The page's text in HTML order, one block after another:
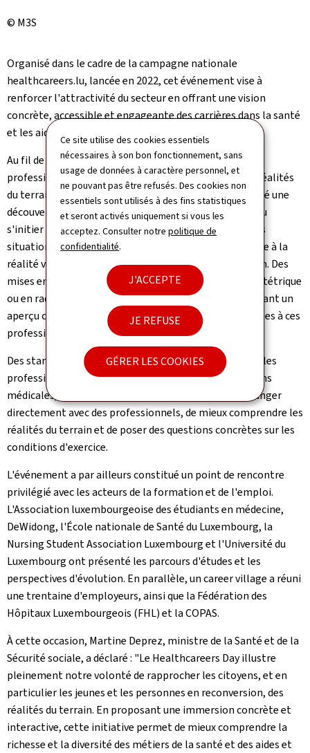
Ce site utilise des cookies essentiels
nécessaires à son bon fonctionnement, sans
usage de données à caractère personnel, et
ne pouvant pas être refusés. Des cookies non
essentiels sont utilisés à des fins statistiques
et seront activés uniquement si vous les
acceptez. Consulter notrepolitique de
confidentialité.
J'ACCEPTE
JE REFUSE
GÉRER LES COOKIES
© M3S
Organisé dans le cadre de la campagne nationale
healthcareers.lu, lancée en 2022, cet événement vise à
renforcer l'attractivité du secteur en offrant une vision
concrète, accessible et engageante des carrières dans la santé
et les aides et soins.
Au fil de la journée, conférences et témoignages de
professionnels ont permis de mieux appréhender les réalités
du terrain, tandis que 29 ateliers immersifs ont proposé une
découverte active des métiers. Les visiteurs ont ainsi pu
s'initier aux gestes de réanimation, se confronter à des
situations d'urgence simulées ou encore explorer, grâce à la
réalité virtuelle, des pratiques telles que la rééducation. Des
mises en situation variées – en soins infirmiers, en obstétrique
ou en radiologie – ont complété cette immersion, offrant un
aperçu concret des compétences et responsabilités liées à ces
professions.
Des stands, animés par des associations représentant les
professions réglementées de la santé et les professions
médicales, ont également permis aux visiteurs d'échanger
directement avec des professionnels, de mieux comprendre les
réalités du terrain et de poser des questions concrètes sur les
conditions d'exercice.
L'événement a par ailleurs constitué un point de rencontre
privilégié avec les acteurs de la formation et de l'emploi.
L'Association luxembourgeoise des étudiants en médecine,
DeWidong, l'École nationale de Santé du Luxembourg, la
Nursing Student Association Luxembourget l'Université du
Luxembourg ont présenté les parcours d'études et les
perspectives d'évolution. En parallèle, uncareer villagea réuni
une trentaine d'employeurs, ainsi que la Fédération des
Hôpitaux Luxembourgeois (FHL) et la COPAS.
À cette occasion, Martine Deprez, ministre de la Santé et de la
Sécurité sociale, a déclaré : "Le Healthcareers Dayillustre
pleinement notre volonté de rapprocher les citoyens, et en
particulier les jeunes et les personnes en reconversion, des
réalités du terrain. En proposant une immersion concrète et
interactive, cette initiative permet de mieux comprendre la
richesse et la diversité des métiers de la santé et des aides et